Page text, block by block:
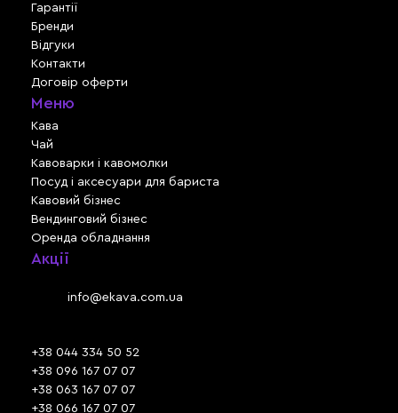
Гарантії
Бренди
Відгуки
Контакти
Договір оферти
Меню
Кава
Чай
Кавоварки і кавомолки
Посуд і аксесуари для бариста
Кавовий бізнес
Вендинговий бізнес
Оренда обладнання
Акції
info@ekava.com.ua
+38 044 334 50 52
+38 096 167 07 07
+38 063 167 07 07
+38 066 167 07 07